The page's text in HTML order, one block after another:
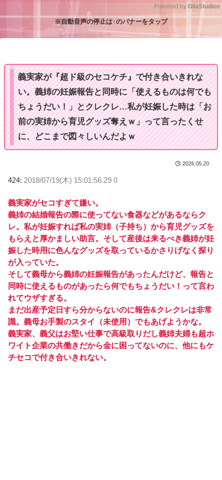
u
Powered by GliaStudios
※自動音声の停止は↑のバナーをタップ
義実家が『超ド級のセコケチ』で付き合いきれな
い。義姉の妊娠報告と同時に「使えるものは何でも
ちょうだい！」とクレクレ…私が妊娠した時は「お
前の実姉から育児グッズ奪えｗ」って言ったくせ
に、どこまで図々しいんだよｗ
2026.05.20
424: 2018/07/19(木) 15:01:56.29 0
義実家がセコすぎて嫌い。
義姉の結婚報告の際に使ってない食器などがあるならク
レ。私が妊娠すれば私の実姉（子持ち）から育児グッズを
もらえと厚かましい助言。そして産後は来るべき義姉が妊
娠した時用に色んなグッズを取っているかさりげなく探り
が入っていた。
そして義母から義姉の妊娠報告があったんだけど、報告と
同時に使えるものがあったら何でもちょうだい！って言わ
れてウザすぎる。
まだ出産予定日すら分からないのに報告&クレクレは非常
識。義母お手製のスタイ（未使用）でもあげようかな。
義実家、義父はお堅い仕事で高級取りだし義姉夫婦も超ホ
ワイト企業の共働きだから金に困ってないのに、他にもケ
チセコで付き合いきれない。